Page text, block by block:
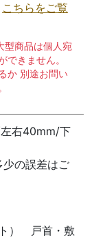
こちらをご覧
型商品は個人宛
できません。
か 別途お問い
右40mm/下
の誤差はご
） 戸首・敷